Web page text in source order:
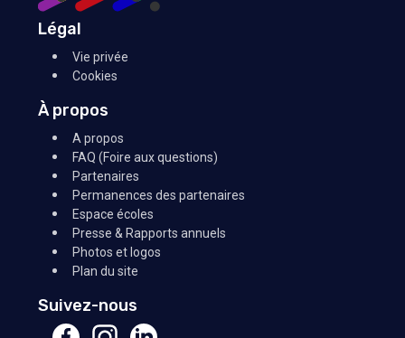
Légal
Vie privée
Cookies
À propos
A propos
FAQ (Foire aux questions)
Partenaires
Permanences des partenaires
Espace écoles
Presse & Rapports annuels
Photos et logos
Plan du site
Suivez-nous